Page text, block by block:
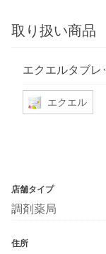
取り扱い商品
エクエルタブレ
エクエル
店舗タイプ
調剤薬局
住所